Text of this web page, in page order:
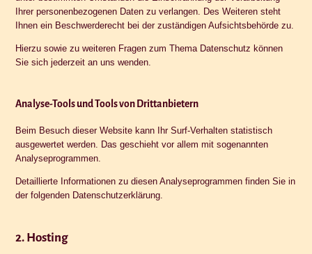
Ihrer personenbezogenen Daten zu verlangen. Des Weiteren steht
Ihnen ein Beschwerderecht bei der zuständigen Aufsichtsbehörde zu.
Hierzu sowie zu weiteren Fragen zum Thema Datenschutz können
Sie sich jederzeit an uns wenden.
Analyse-Tools und Tools von Dritt­anbietern
Beim Besuch dieser Website kann Ihr Surf-Verhalten statistisch
ausgewertet werden. Das geschieht vor allem mit sogenannten
Analyseprogrammen.
Detaillierte Informationen zu diesen Analyseprogrammen finden Sie in
der folgenden Datenschutzerklärung.
2. Hosting